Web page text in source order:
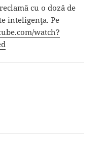
cu o doză de
inteligenţa. Pe
watch?